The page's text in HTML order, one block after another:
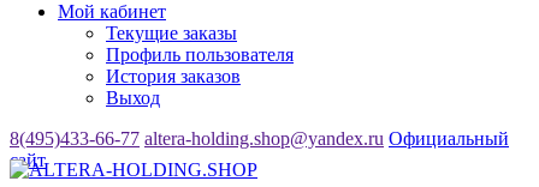
Мой кабинет
Текущие заказы
Профиль пользователя
История заказов
Выход
8(495)433-66-77 altera-holding.shop@yandex.ru Официальный
сайт